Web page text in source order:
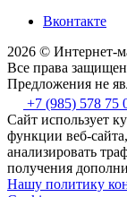
Вконтакте
2026 © Интернет-
Все права
Предложения не
+7 (985) 578 75
Сайт использует
функции веб-
анализировать
получения
Нашу политику